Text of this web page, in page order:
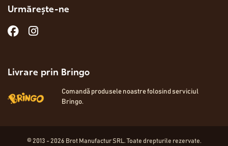
Urmărește-ne
Livrare prin Bringo
Comandă produsele noastre folosind serviciul
Bringo.
© 2013 -2026 Brot Manufactur SRL. Toate drepturile rezervate.